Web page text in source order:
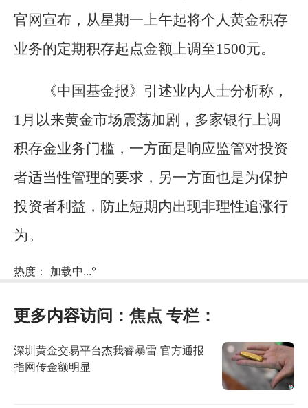
官网宣布，从星期一上午起将个人黄金积存
业务的定期积存起点金额上调至1500元。
《中国基金报》引述业内人士分析称，
1月以来黄金市场震荡加剧，多家银行上调
积存金业务门槛，一方面是响应监管对投资
者适当性管理的要求，另一方面也是为保护
投资者利益，防止短期内出现非理性追涨行
为。
热度： 加载中...°
更多内容访问： 焦点 专栏：
深圳黄金交易平台杰我睿暴雷 官方通报
指网传金额明显